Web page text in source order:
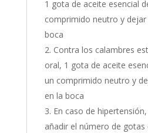
1 gota de aceite esencial
comprimido neutro y
boca
Contra los calambres
oral, 1 gota de aceite
un comprimido neutro y
en la boca
En caso de
añadir el número de gotas